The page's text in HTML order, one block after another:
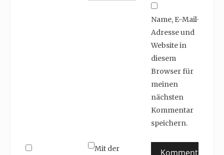
Name, E-Mail-
Adresse und
Website in
diesem
Browser für
meinen
nächsten
Kommentar
speichern.
Mit der